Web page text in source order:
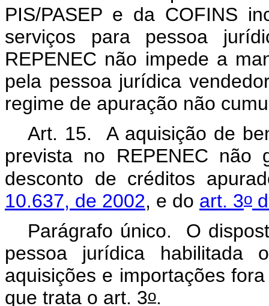
PIS/PASEP e da COFINS
serviços para pessoa
REPENEC não impede a
pela pessoa jurídica
regime de apuração não
Art. 15. A aquisição de
prevista no REPENEC não
desconto de créditos
10.637, de 2002, e do art. 3o
Parágrafo único. O
pessoa jurídica habilitada
aquisições e importações
que trata o art. 3o.